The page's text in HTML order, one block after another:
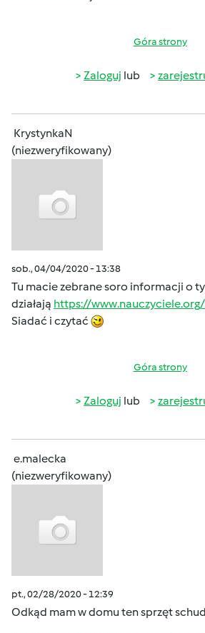
Góra strony
Zaloguj lub
KrystynkaN
(niezweryfikowany)
sob., 04/04/2020 - 13:38
Tu macie zebrane soro informacji o
działają https://
Siadać i czytać
Góra strony
Zaloguj lub
e.malecka
(niezweryfikowany)
pt., 02/28/2020 - 12:39
Odkąd mam w domu ten sprzęt